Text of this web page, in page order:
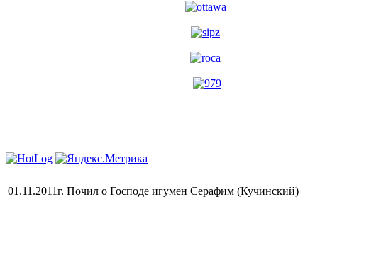
01.11.2011г. Почил о Господе игумен Серафим (Кучинский)